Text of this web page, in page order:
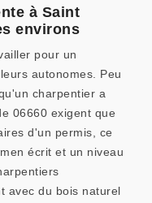
à Saint
environs
pour un
autonomes. Peu
charpentier a
06660 exigent que
d'un permis, ce
écrit et un niveau
avec du bois naturel